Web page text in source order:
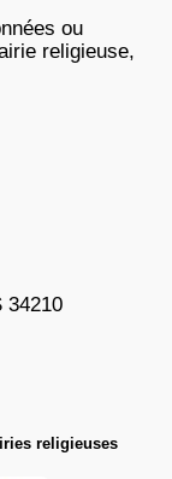
ou
religieuse,
34210
religieuses